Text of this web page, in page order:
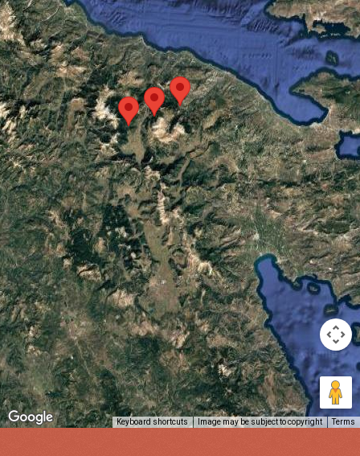
Keyboard shortcuts Image may be subject to copyright Terms